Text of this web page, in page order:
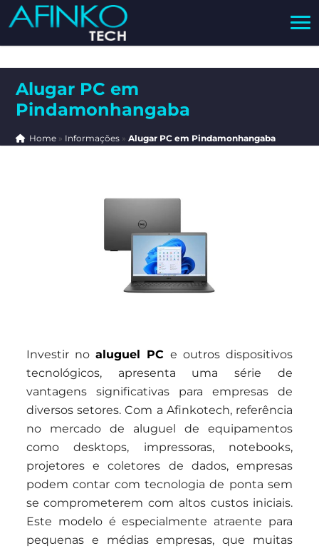
Alugar PC em
Pindamonhangaba
Home» Informações » Alugar PC em Pindamonhangaba
Investir noaluguel PC e outros dispositivos
tecnológicos, apresenta uma série de
vantagens significativas para empresas de
diversos setores. Com a Afinkotech, referência
no mercado de aluguel de equipamentos
como desktops, impressoras, notebooks,
projetores e coletores de dados, empresas
podem contar com tecnologia de ponta sem
se comprometerem com altos custos iniciais.
Este modelo é especialmente atraente para
pequenas e médias empresas, que muitas